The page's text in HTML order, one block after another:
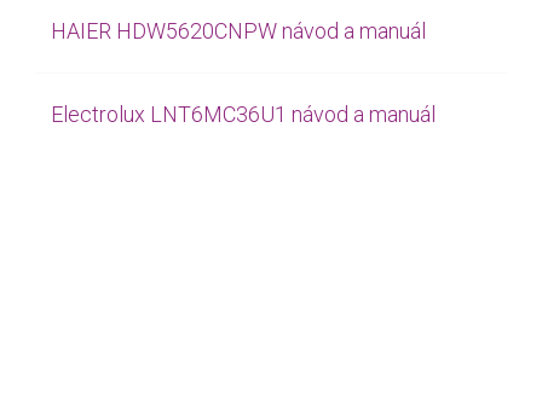
HAIER HDW5620CNPW návod a manuál
Electrolux LNT6MC36U1 návod a manuál